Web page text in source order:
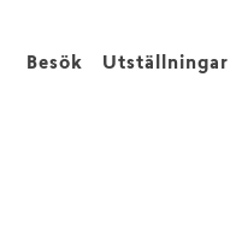
Besök Utställningar